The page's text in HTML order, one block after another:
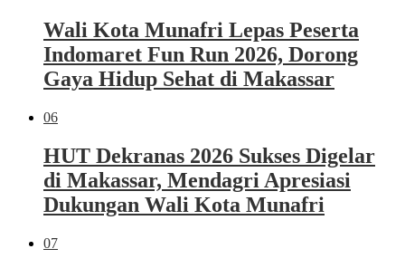
Wali Kota Munafri Lepas Peserta
Indomaret Fun Run 2026, Dorong
Gaya Hidup Sehat di Makassar
06
HUT Dekranas 2026 Sukses Digelar
di Makassar, Mendagri Apresiasi
Dukungan Wali Kota Munafri
07